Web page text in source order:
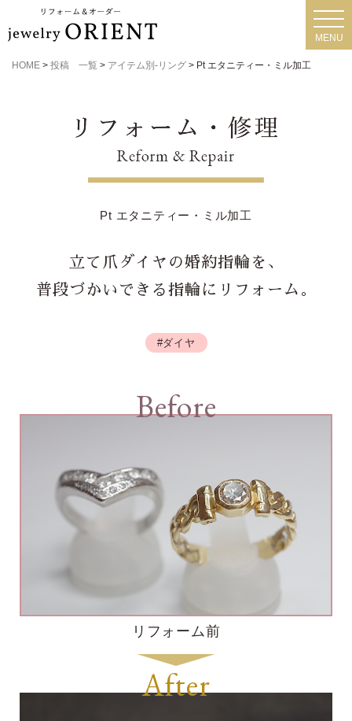
MENU
HOME > 投稿 一覧 > アイテム別-リング > Pt エタニティー・ミル加工
Pt エタニティー・ミル加工
立て爪ダイヤの婚約指輪を、
普段づかいできる指輪にリフォーム。
#ダイヤ
Before
リフォーム前
After